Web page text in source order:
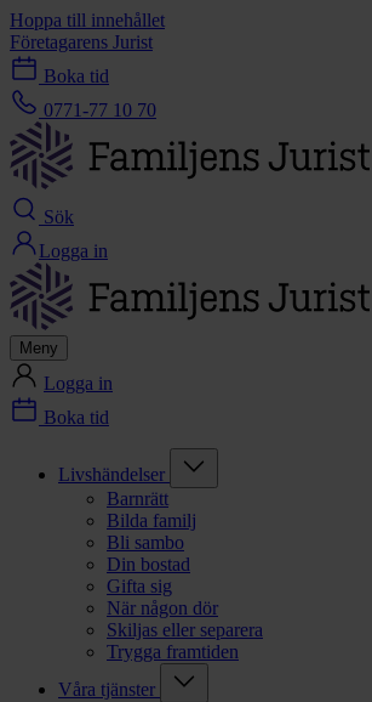
Hoppa till innehållet
Företagarens Jurist
Boka tid
0771-77 10 70
Sök
Logga in
Meny
Logga in
Boka tid
Livshändelser
Barnrätt
Bilda familj
Bli sambo
Din bostad
Gifta sig
När någon dör
Skiljas eller separera
Trygga framtiden
Våra tjänster